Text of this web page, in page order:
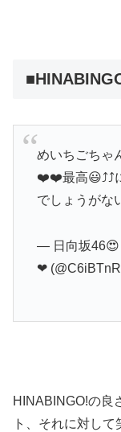
めいちごち
❤️❤️最高😃⤴️⤴️
でしょうがな
— 日向坂
❤
HINABINGO!の良
ト、それに対し